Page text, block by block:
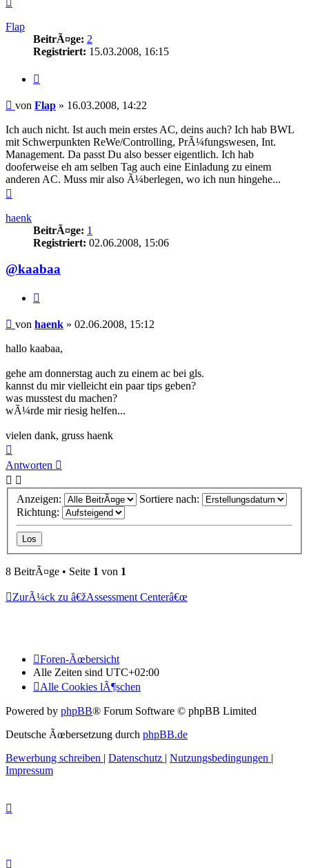
Flap
BeitrÃ¤ge: 2
Registriert: 15.03.2008, 16:15
Beitrag
von Flap » 16.03.2008, 14:22
Ich auch nicht. Ist auch mein erstes AC, deins auch? Ich hab BWL
mit Schwerpunkten ReWe/Controlling, PrÃ¼fungswesen, Int.
Management. Da passt Du also besser eigentlich. Ich hab
dooferweise eh am selben Tag auch eine Einladung zu einem
anderen AC. Muss mir also Ã¼berlegen, wo ich nun hingehe...
haenk
BeitrÃ¤ge: 1
Registriert: 02.06.2008, 15:06
@kaabaa
Beitrag
von haenk » 02.06.2008, 15:12
hallo kaabaa,
gehe am donnerstag auch zu einem ac bei gls.
kannst du mir vielleicht ein paar tips geben?
was musstest du machen?
wÃ¼rde mir riesig helfen...
vielen dank, gruss haenk
oben
Antworten
Anzeigen:
Sortiere nach:
Richtung:
8 BeitrÃ¤ge • Seite 1 von 1
ZurÃ¼ck zu â€žAssessment Centerâ€œ
Foren-Ãœbersicht
Alle Zeiten sind UTC+02:00
Alle Cookies lÃ¶schen
Powered by phpBB® Forum Software © phpBB Limited
Deutsche Ãœbersetzung durch phpBB.de
Bewerbung schreiben | Datenschutz | Nutzungsbedingungen |
Impressum